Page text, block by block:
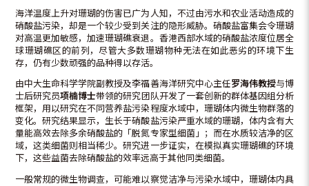
海洋温度上升对珊瑚的伤害已广为人知，不过由污水和农业活动造成的
硝酸盐污染，却是一个较少受到关注的隐形威胁。硝酸盐富集会令珊瑚
对高温更加敏感，加速珊瑚礁衰退。香港西部水域的硝酸盐浓度位居全
球珊瑚礁区的前列，尽管大多数珊瑚物种无法在如此恶劣的环境下生
存，仍有少数顽强的品种得以存活。
由中大生命科学学院副教授及李福善海洋研究中心主任罗海伟教授与博
士后研究员项楠博士带领的研究团队开发了一套创新的群体基因组分析
框架，用以研究在不同营养盐污染程度水域中，珊瑚体内微生物群落的
变化。研究结果显示，生长于硝酸盐污染严重水域的珊瑚，体内含有大
量能高效去除多余硝酸盐的「脱氮专家型细菌」；而在水质较洁净的区
域，这类细菌则相当稀少。研究进一步证实，在模拟真实珊瑚礁的环境
下，这些益菌去除硝酸盐的效率远高于其他同类细菌。
一般常规的微生物调查，可能难以察觉洁净与污染水域中，珊瑚体内具